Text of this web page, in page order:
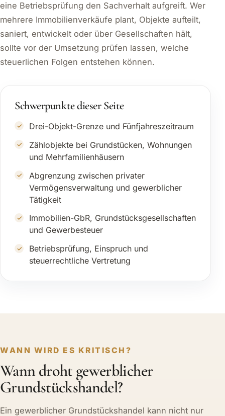
eine Betriebsprüfung den Sachverhalt aufgreift. Wer
mehrere Immobilienverkäufe plant, Objekte aufteilt,
saniert, entwickelt oder über Gesellschaften hält,
sollte vor der Umsetzung prüfen lassen, welche
steuerlichen Folgen entstehen können.
Schwerpunkte dieser Seite
Drei-Objekt-Grenze und Fünfjahreszeitraum
Zählobjekte bei Grundstücken, Wohnungen
und Mehrfamilienhäusern
Abgrenzung zwischen privater
Vermögensverwaltung und gewerblicher
Tätigkeit
Immobilien-GbR, Grundstücksgesellschaften
und Gewerbesteuer
Betriebsprüfung, Einspruch und
steuerrechtliche Vertretung
WANN WIRD ES KRITISCH?
Wann droht gewerblicher
Grundstückshandel?
Ein gewerblicher Grundstückshandel kann nicht nur